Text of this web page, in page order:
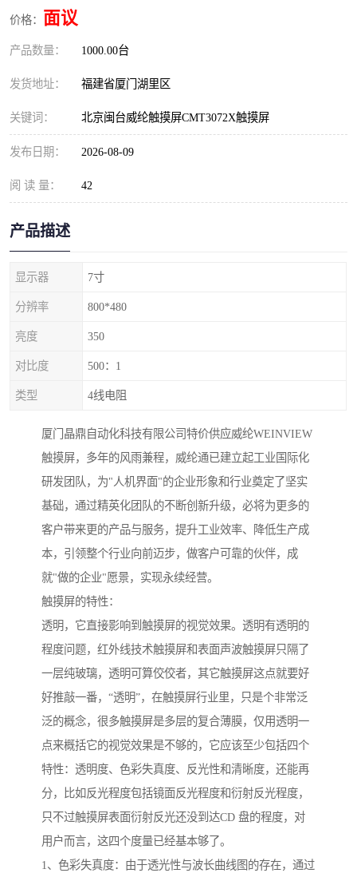
价格： 面议
产品数量： 1000.00台
发货地址： 福建省厦门湖里区
关键词： 北京闽台威纶触摸屏CMT3072X触摸屏
发布日期： 2026-08-09
阅 读 量： 42
产品描述
显示器 7寸
分辨率 800*480
亮度 350
对比度 500：1
类型 4线电阻
厦门晶鼎自动化科技有限公司特价供应威纶WEINVIEW
触摸屏，多年的风雨兼程，威纶通已建立起工业国际化
研发团队，为"人机界面"的企业形象和行业奠定了坚实
基础，通过精英化团队的不断创新升级，必将为更多的
客户带来更的产品与服务，提升工业效率、降低生产成
本，引领整个行业向前迈步，做客户可靠的伙伴，成
就"做的企业"愿景，实现永续经营。
触摸屏的特性：
透明，它直接影响到触摸屏的视觉效果。透明有透明的
程度问题，红外线技术触摸屏和表面声波触摸屏只隔了
一层纯玻璃，透明可算佼佼者，其它触摸屏这点就要好
好推敲一番，“透明”，在触摸屏行业里，只是个非常泛
泛的概念，很多触摸屏是多层的复合薄膜，仅用透明一
点来概括它的视觉效果是不够的，它应该至少包括四个
特性：透明度、色彩失真度、反光性和清晰度，还能再
分，比如反光程度包括镜面反光程度和衍射反光程度，
只不过触摸屏表面衍射反光还没到达CD 盘的程度，对
用户而言，这四个度量已经基本够了。
1、色彩失真度：由于透光性与波长曲线图的存在，通过